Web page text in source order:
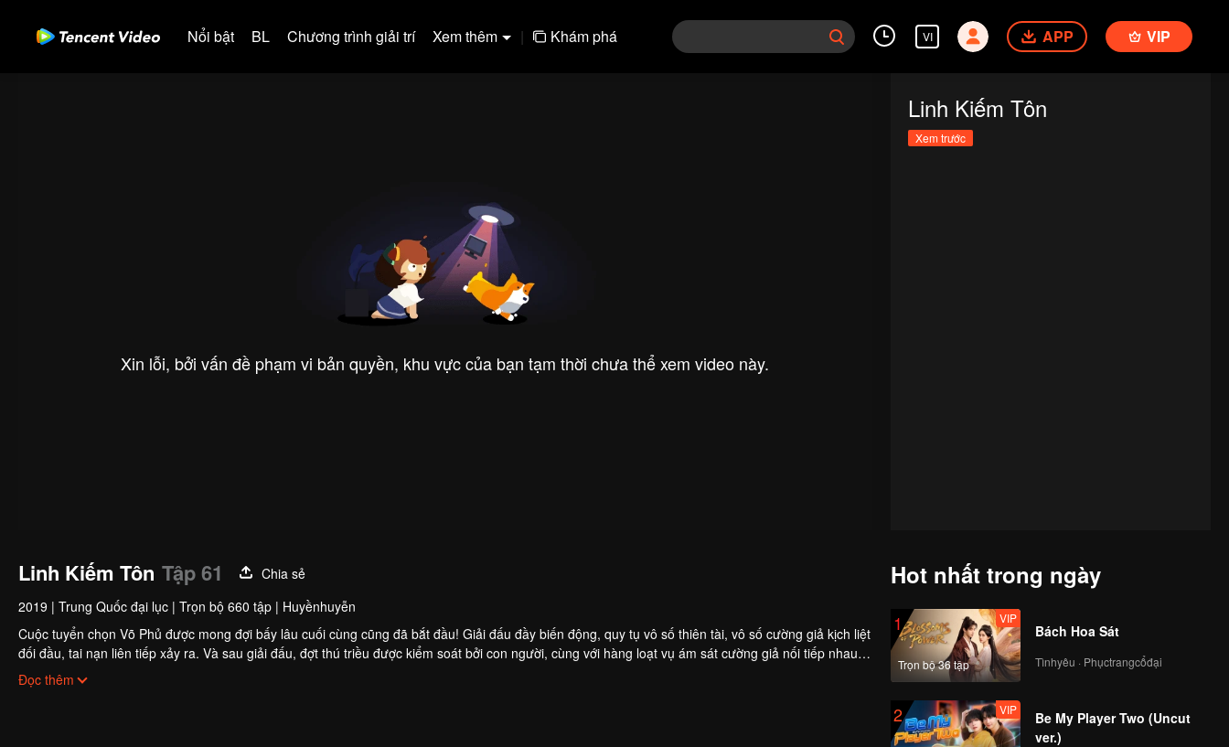
Nổi bật BL Chương trình giải trí Xem thêm | Khám phá VI APP VIP
Xin lỗi, bởi vấn đề phạm vi bản quyền, khu vực của bạn tạm thời chưa thể xem video này.
Linh Kiếm Tôn
Xem trước
Linh Kiếm Tôn Tập 61
Chia sẻ
2019 | Trung Quốc đại lục | Trọn bộ 660 tập | Huyềnhuyễn
Cuộc tuyển chọn Võ Phủ được mong đợi bấy lâu cuối cùng cũng đã bắt đầu! Giải đấu đầy biến động, quy tụ vô số thiên tài, vô số cường giả kịch liệt
đối đầu, tai nạn liên tiếp xảy ra. Và sau giải đấu, đợt thú triều được kiểm soát bởi con người, cùng với hàng loạt vụ ám sát cường giả nối tiếp nhau,
đều hé lộ một môn phái ám sát bí ẩn và hùng mạnh – Thiên Diễn Môn. Hãy cùng xem Sở Hành Vân sẽ làm thế nào để vượt qua mọi chông gai,
không gì cản nổi trong cuộc ám sát đầy hiểm nguy này!
Đọc thêm
Hot nhất trong ngày
1
Trọn bộ 36 tập
VIP
Bách Hoa Sát
Tìnhyêu · Phụctrangcổđại
2 VIP
Be My Player Two (Uncut
ver.)